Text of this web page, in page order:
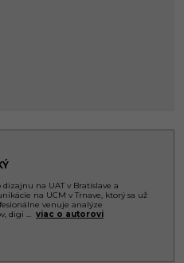
na UAT v Bratislave a
na UCM v Trnave, ktorý sa už
venuje analýze
digi ... viac o autorovi